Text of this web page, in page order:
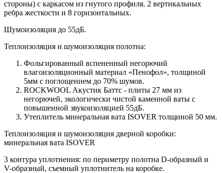
стороны) c каркасом из гнутого профиля. 2 вертикальных
ребра жесткости и 8 горизонтальных.
Шумоизоляция до 55дБ.
Теплоизоляция и шумоизоляция полотна:
Фольгированный вспененный негорючий
влагоизоляционный материал «Пенофол», толщиной
5мм с поглощением до 70% шумов.
ROCKWOOL Акустик Баттс - плиты 27 мм из
негорючей, экологически чистой каменной ваты с
повышенной звукоизоляцией 55дБ.
Утеплитель минеральная вата ISOVER толщиной 50 мм.
Теплоизоляция и шумоизоляция дверной коробки:
минеральная вата ISOVER
3 контура уплотнения: по периметру полотна D-образный и
V-образный, съемный уплотнитель на коробке.